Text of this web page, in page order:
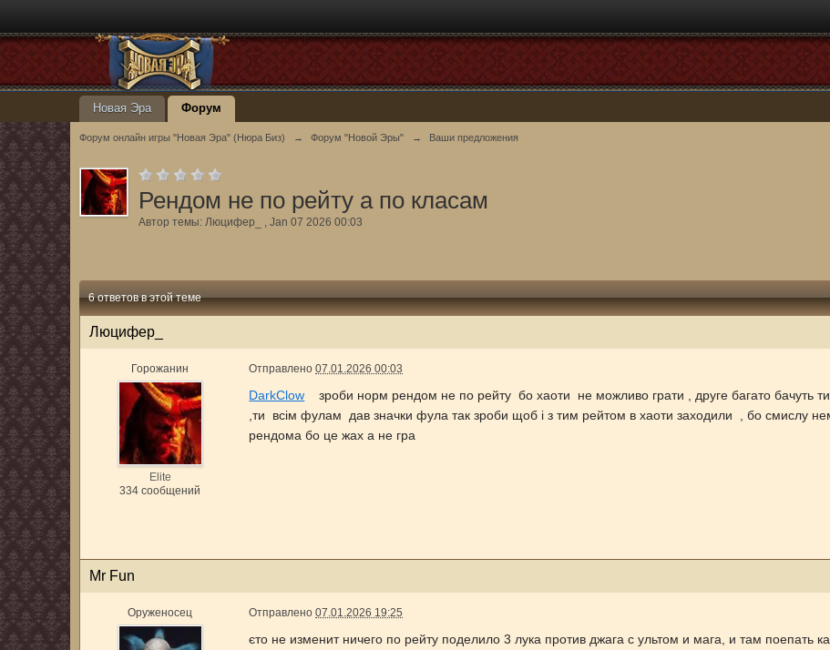
Новая Эра Форум
Форум онлайн игры "Новая Эра" (Нюра Биз) → Форум "Новой Эры" → Ваши предложения
Рендом не по рейту а по класам
Автор темы:Люцифер_ ,Jan 07 2026 00:03
6 ответов в этой теме
Люцифер_
Горожанин
Elite
334 сообщений
Отправлено07.01.2026 00:03
DarkClow зроби норм рендом не по рейту бо хаоти не можливо грати , друге багато бачуть
,ти всім фулам дав значки фула так зроби щоб і з тим рейтом в хаоти заходили , бо смислу
рендома бо це жах а не гра
Mr Fun
Оруженосец Отправлено07.01.2026 19:25
єто не изменит ничего по рейту поделило 3 лука против джага с ультом и мага, и там поепать